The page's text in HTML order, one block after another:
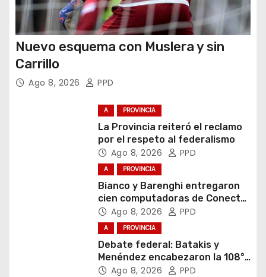
Nuevo esquema con Muslera y sin
Carrillo
Ago 8, 2026 PPD
A PROVINCIA
La Provincia reiteró el reclamo
por el respeto al federalismo
Ago 8, 2026 PPD
A PROVINCIA
Bianco y Barenghi entregaron
cien computadoras de Conectar
Igualdad Bonaerense
Ago 8, 2026 PPD
A PROVINCIA
Debate federal: Batakis y
Menéndez encabezaron la 108°
Asamblea del CNV
Ago 8, 2026 PPD